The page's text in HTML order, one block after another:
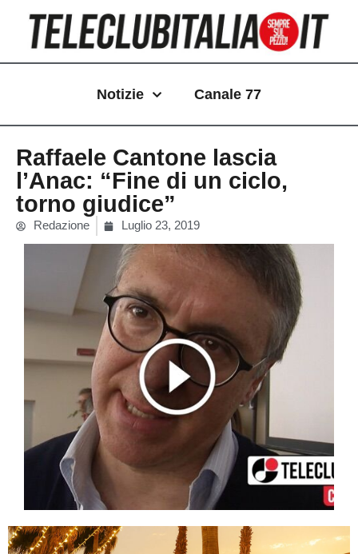
contenuto
Notizie Canale 77
Raffaele Cantone lascia
l’Anac: “Fine di un ciclo,
torno giudice”
Redazione Luglio 23, 2019